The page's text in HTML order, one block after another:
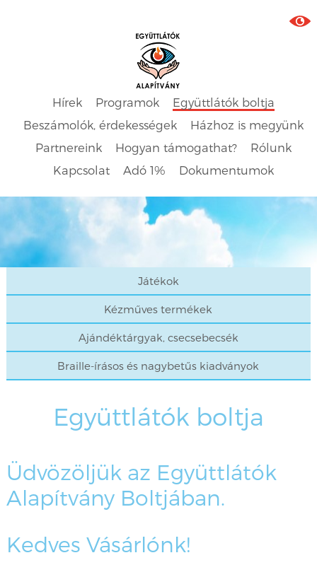
Hírek Programok
Együttlátók boltja
Beszámolók, érdekességek
Házhoz is megyünk
Partnereink
Hogyan támogathat?
Rólunk
Kapcsolat
Adó 1% Dokumentumok
Együttlátók boltja
Üdvözöljük az Együttlátók
Alapítvány Boltjában.
Kedves Vásárlónk!
Játékok
Kézműves termékek
Ajándéktárgyak, csecsebecsék
Braille-írásos és nagybetűs kiadványok